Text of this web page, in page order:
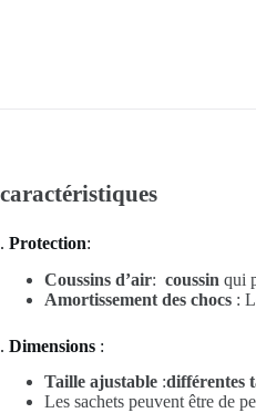
caractéristiques
. Protection:
Coussins d’air: coussin qui
Amortissement des chocs :
. Dimensions :
Taille ajustable :différentes
Les sachets peuvent être de